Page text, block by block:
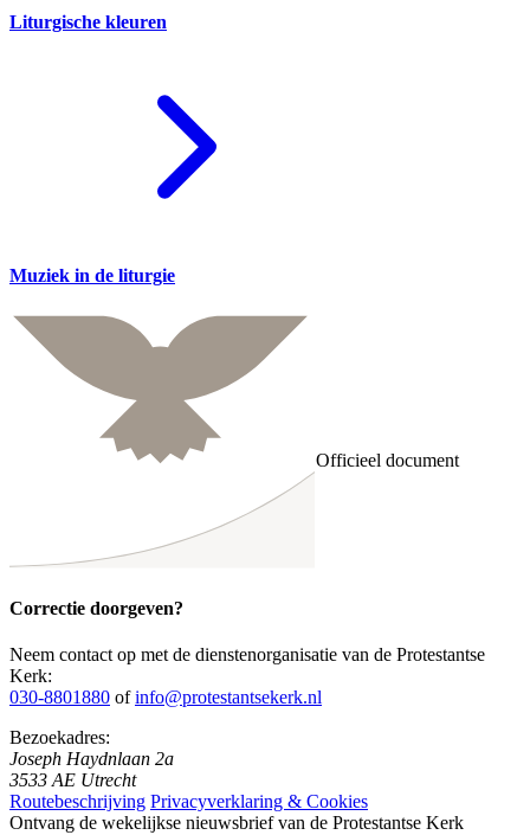
Liturgische kleuren
Muziek in de liturgie
Officieel document
Correctie doorgeven?
Neem contact op met de dienstenorganisatie van de Protestantse
Kerk:
030-8801880 ofinfo@protestantsekerk.nl
Bezoekadres:
Joseph Haydnlaan 2a
3533 AE Utrecht
Routebeschrijving Privacyverklaring & Cookies
Ontvang de wekelijkse nieuwsbrief van de Protestantse Kerk